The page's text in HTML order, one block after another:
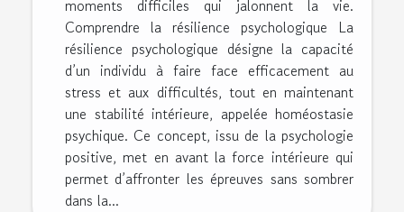
moments difficiles qui jalonnent la vie.
Comprendre la résilience psychologique La
résilience psychologique désigne la capacité
d’un individu à faire face efficacement au
stress et aux difficultés, tout en maintenant
une stabilité intérieure, appelée homéostasie
psychique. Ce concept, issu de la psychologie
positive, met en avant la force intérieure qui
permet d’affronter les épreuves sans sombrer
dans la...